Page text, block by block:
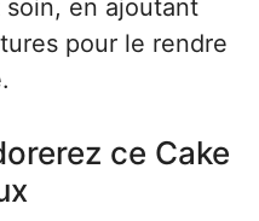
en ajoutant
pour le rendre
ce Cake